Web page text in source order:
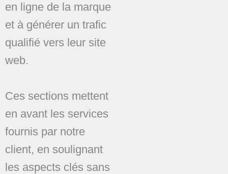
en ligne de la marque
et à générer un trafic
qualifié vers leur site
web.
Ces sections mettent
en avant les services
fournis par notre
client, en soulignant
les aspects clés sans